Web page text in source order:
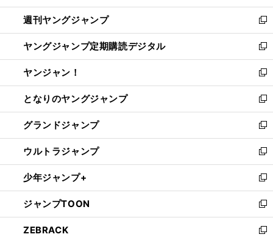
開
く
ウ
で
開
く
ン
ド
ウ
で
開
く
ウ
ィ
ン
ド
ウ
で
開
く
週刊ヤングジャンプ
新
し
い
ウ
ィ
ン
ド
ウ
で
開
く
ヤングジャンプ定期購読デジタル
新
し
い
ウ
ィ
ン
ド
ウ
で
開
く
ヤンジャン！
新
し
い
ウ
ィ
ン
ド
ウ
で
開
く
となりのヤングジャンプ
新
し
い
ウ
ィ
ン
ド
ウ
で
開
く
グランドジャンプ
新
し
い
ウ
ィ
ン
ド
ウ
で
ウルトラジャンプ
新
し
い
ウ
ィ
ン
ド
少年ジャンプ+
新
し
い
ウ
ィ
ジャンプTOON
新
し
い
ZEBRACK
新